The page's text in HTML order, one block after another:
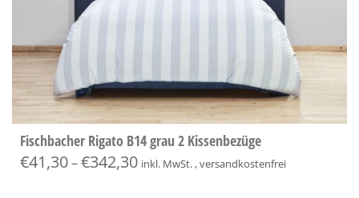
Fischbacher Rigato B14 grau 2 Kissenbezüge
€41,30–€342,30 inkl. MwSt. , versandkostenfrei